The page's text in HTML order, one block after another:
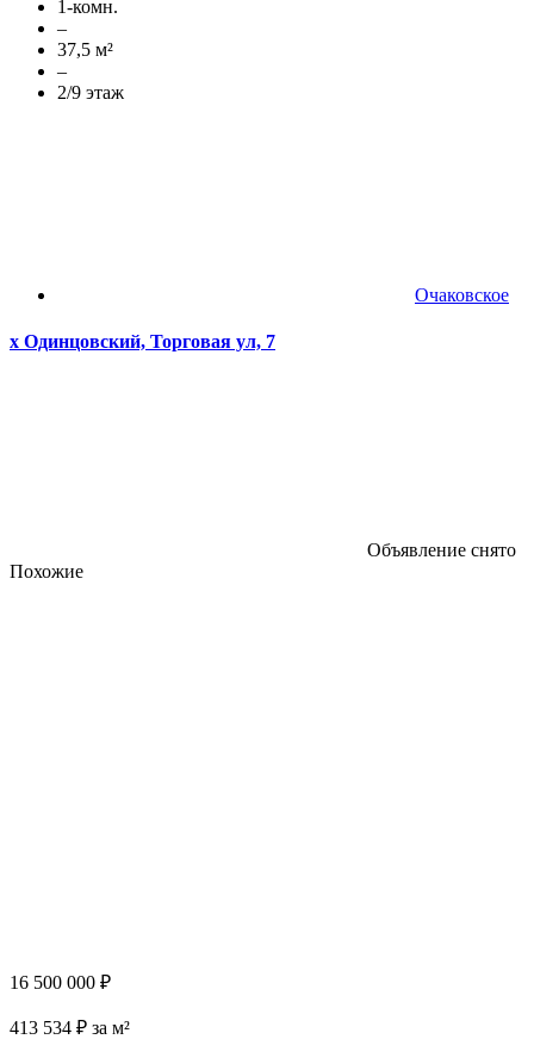
1-комн.
–
37,5 м²
–
2/9 этаж
Очаковское
х Одинцовский, Торговая ул, 7
Объявление снято
Похожие
16 500 000 ₽
413 534 ₽ за м²